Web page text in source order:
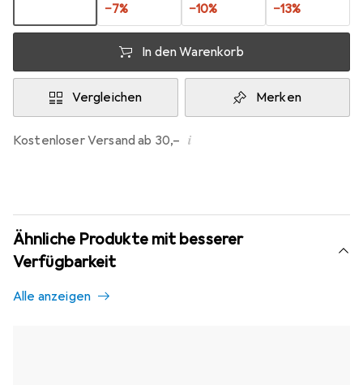
−7% −10% −13%
In den Warenkorb
Vergleichen Merken
Kostenloser Versand ab 30,– i
Ähnliche Produkte mit besserer
Verfügbarkeit
Alle anzeigen